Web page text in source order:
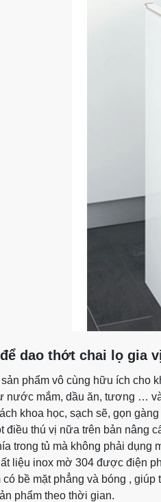
dao thớt chai lọ gia
sản phẩm vô cùng hữu ích cho
nước mắm, dầu ăn, tương …
khoa học, sạch sẽ, gọn
điều thú vị nữa trên bản nâng
trong tủ mà không phải dụng
liệu inox mờ 304 được điện
có bề mặt phẳng và bóng ,
phẩm theo thời gian.